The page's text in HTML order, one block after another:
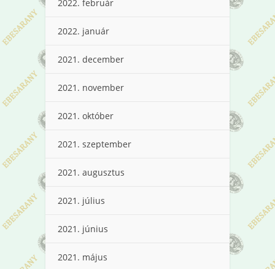
2022. február
2022. január
2021. december
2021. november
2021. október
2021. szeptember
2021. augusztus
2021. július
2021. június
2021. május